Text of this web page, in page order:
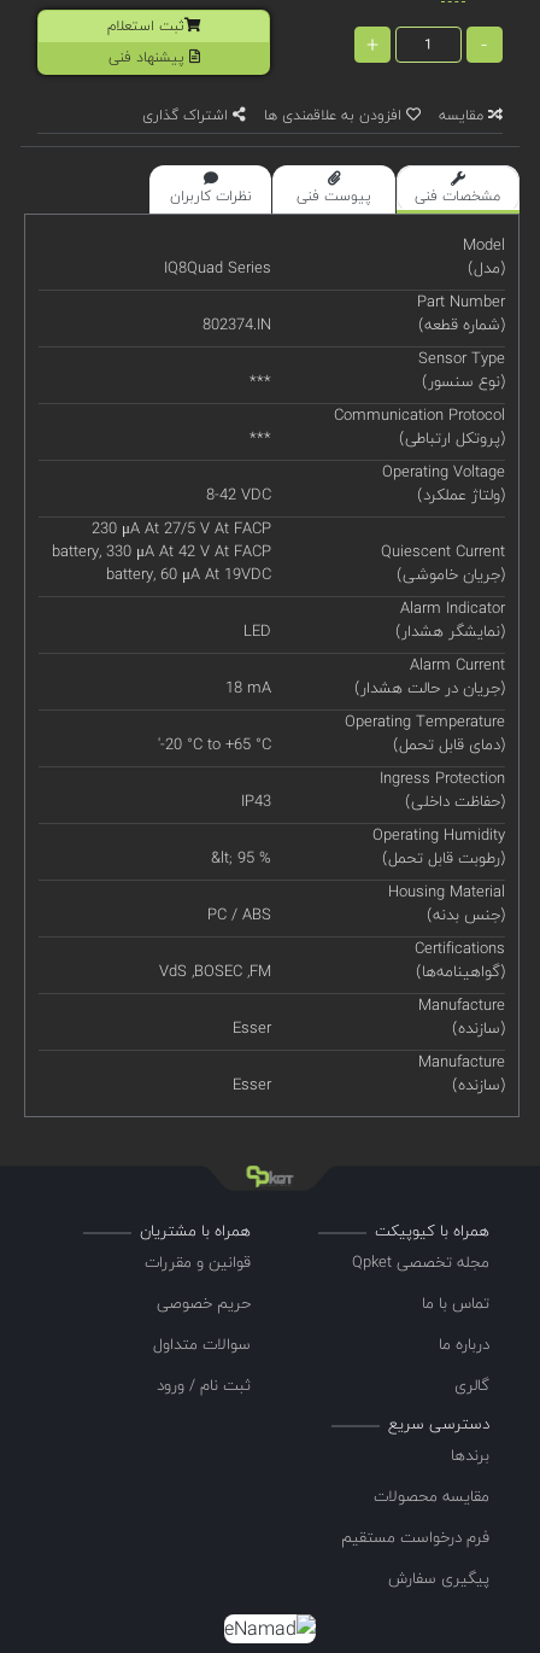
-
+
ثبت استعلام
پیشنهاد فنی
مقایسه افزودن به علاقمندی ها اشتراک گذاری
مشخصات فنی پیوست فنی نظرات کاربران
Model
(مدل)
IQ8Quad Series
Part Number
(شماره قطعه)
802374.IN
Sensor Type
(نوع سنسور)
***
Communication Protocol
(پروتکل ارتباطی)
***
Operating Voltage
(ولتاژ عملکرد)
8-42 VDC
Quiescent Current
(جریان خاموشی)
230 μA At 27/5 V At FACP
battery, 330 μA At 42 V At FACP
battery, 60 μA At 19VDC
Alarm Indicator
(نمایشگر هشدار)
LED
Alarm Current
(جریان در حالت هشدار)
18 mA
Operating Temperature
(دمای قابل تحمل)
'-20 °C to +65 °C
Ingress Protection
(حفاظت داخلی)
IP43
Operating Humidity
(رطوبت قابل تحمل)
&lt; 95 %
Housing Material
(جنس بدنه)
PC / ABS
Certifications
(گواهینامه‌ها)
VdS ,BOSEC ,FM
Manufacture
(سازنده)
Esser
Manufacture
(سازنده)
Esser
همراه با کیوپیکت
مجله تخصصی Qpket
تماس با ما
درباره ما
گالری
همراه با مشتریان
قوانین و مقررات
حریم خصوصی
سوالات متداول
ثبت نام / ورود
دسترسی سریع
برندها
مقایسه محصولات
فرم درخواست مستقیم
پیگیری سفارش